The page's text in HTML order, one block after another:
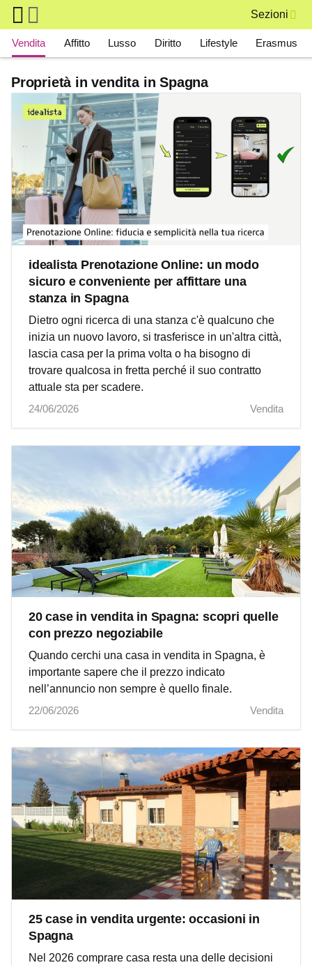
Skip to main content
Sezioni
Main navigation
Vendita Affitto Lusso Diritto Lifestyle Erasmus
Proprietà in vendita in Spagna
idealista Prenotazione Online: un modo
sicuro e conveniente per affittare una
stanza in Spagna
Dietro ogni ricerca di una stanza c'è qualcuno che
inizia un nuovo lavoro, si trasferisce in un'altra città,
lascia casa per la prima volta o ha bisogno di
trovare qualcosa in fretta perché il suo contratto
attuale sta per scadere.
24/06/2026
Vendita
20 case in vendita in Spagna: scopri quelle
con prezzo negoziabile
Quando cerchi una casa in vendita in Spagna, è
importante sapere che il prezzo indicato
nell’annuncio non sempre è quello finale.
22/06/2026
Vendita
25 case in vendita urgente: occasioni in
Spagna
Nel 2026 comprare casa resta una delle decisioni